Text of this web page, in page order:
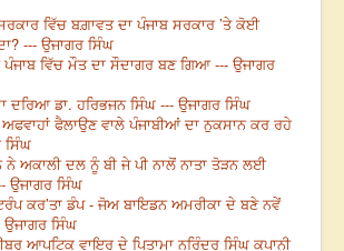
ਵਿੱਚ ਬਗ਼ਾਵਤ ਦਾ ਪੰਜਾਬ ਸਰਕਾਰ ’ਤੇ ਕੋਈ
--- ਉਜਾਗਰ ਸਿੰਘ
ਵਿੱਚ ਮੌਤ ਦਾ ਸੌਦਾਗਰ ਬਣ ਗਿਆ --- ਉਜਾਗਰ
ਦਰਿਆ ਡਾ. ਹਰਿਭਜਨ ਸਿੰਘ --- ਉਜਾਗਰ ਸਿੰਘ
ਅਫਵਾਹਾਂ ਫੈਲਾਉਣ ਵਾਲੇ ਪੰਜਾਬੀਆਂ ਦਾ ਨੁਕਸਾਨ ਕਰ ਰਹੇ
ਸਿੰਘ
ਅਕਾਲੀ ਦਲ ਨੂੰ ਬੀ ਜੇ ਪੀ ਨਾਲੋਂ ਨਾਤਾ ਤੋੜਨ ਲਈ
ਉਜਾਗਰ ਸਿੰਘ
ਕਰ’ਤਾ ਡੰਪ - ਜੋਅ ਬਾਇਡਨ ਅਮਰੀਕਾ ਦੇ ਬਣੇ ਨਵੇਂ
ਉਜਾਗਰ ਸਿੰਘ
ਆਪਟਿਕ ਵਾਇਰ ਦੇ ਪਿਤਾਮਾ ਨਰਿੰਦਰ ਸਿੰਘ ਕਪਾਨੀ